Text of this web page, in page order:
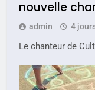
nouvelle
admin 4
Le chanteur de